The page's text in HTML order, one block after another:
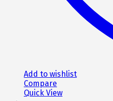
Add to wishlist
Compare
Quick View